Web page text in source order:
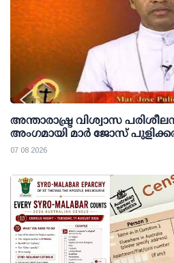
അന്താരാഷ്ട്ര വിശ്വാസ
അംഗമായി മാര്‍ ജോസ്
07 08 2026